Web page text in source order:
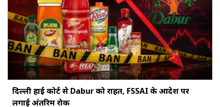
दिल्ली हाई कोर्ट से Dabur को राहत, FSSAI के आदेश पर
लगाई अंतरिम रोक